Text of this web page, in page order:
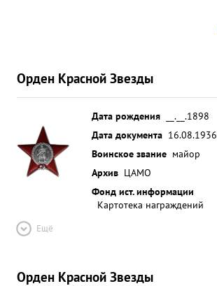
Орден Красной Звезды
Дата рождения
__.__.1898
Дата документа 16.08.1936
Воинское звание майор
Архив ЦАМО
Фонд ист. информации
Картотека награждений
Ещё
Орден Красной Звезды